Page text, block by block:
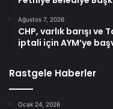
Ağustos 7, 2026
CHP, varlık barışı
iptali için AYM’ye
Rastgele Haberler
Ocak 24, 2026